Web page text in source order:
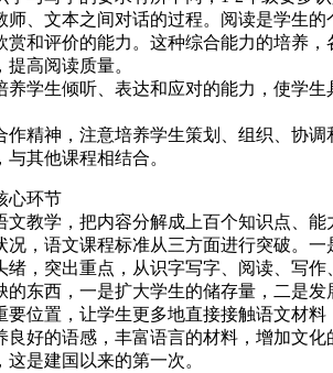
文本之间对话的过程。阅读是学生的
赏和评价的能力。这种综合能力的培养
高阅读质量。
生倾听、表达和应对的能力，使学生
神，注意培养学生策划、组织、协调
其他课程相结合。
环节
学，把内容分解成上百个知识点、能
，语文课程标准从三方面进行突破。
突出重点，从识字写字、阅读、写作
的东西，一是扩大学生的储存量，二是
要位置，让学生更多地直接接触语文材
好的语感，丰富语言的材料，增加文
是建国以来的第一次。